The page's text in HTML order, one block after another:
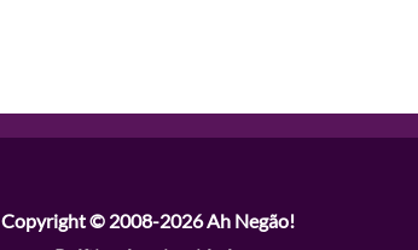
Copyright © 2008-2026Ah Negão!